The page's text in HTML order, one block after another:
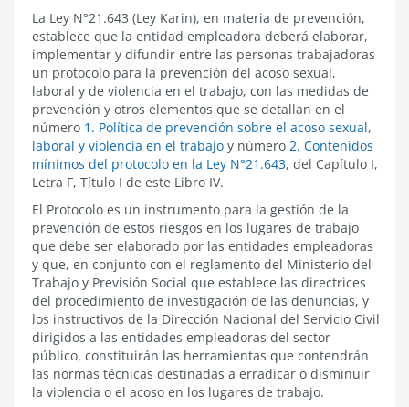
La Ley N°21.643 (Ley Karin), en materia de prevención,
establece que la entidad empleadora deberá elaborar,
implementar y difundir entre las personas trabajadoras
un protocolo para la prevención del acoso sexual,
laboral y de violencia en el trabajo, con las medidas de
prevención y otros elementos que se detallan en el
número 1. Política de prevención sobre el acoso sexual,
laboral y violencia en el trabajo y número 2. Contenidos
mínimos del protocolo en la Ley N°21.643, del Capítulo I,
Letra F, Título I de este Libro IV.
El Protocolo es un instrumento para la gestión de la
prevención de estos riesgos en los lugares de trabajo
que debe ser elaborado por las entidades empleadoras
y que, en conjunto con el reglamento del Ministerio del
Trabajo y Previsión Social que establece las directrices
del procedimiento de investigación de las denuncias, y
los instructivos de la Dirección Nacional del Servicio Civil
dirigidos a las entidades empleadoras del sector
público, constituirán las herramientas que contendrán
las normas técnicas destinadas a erradicar o disminuir
la violencia o el acoso en los lugares de trabajo.